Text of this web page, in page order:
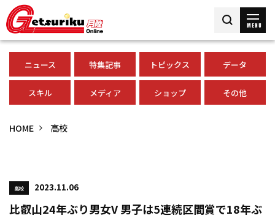
MENU
ニュース 特集記事 トピックス データ
スキル メディア ショップ その他
HOME 高校
高校 2023.11.06
比叡山24年ぶり男女V 男子は5連続区間賞で18年ぶ